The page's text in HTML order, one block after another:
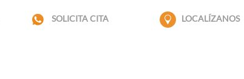
LOCALÍZANOS
SOLICITA CITA